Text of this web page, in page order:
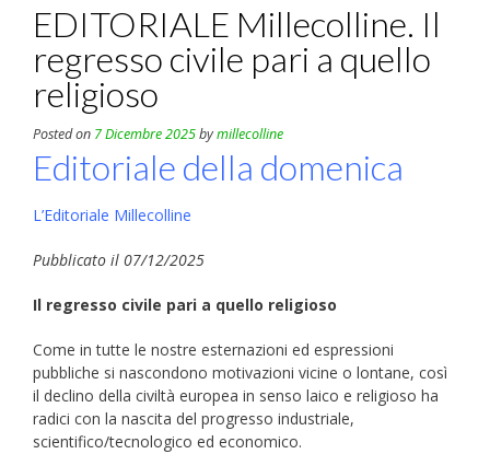
EDITORIALE Millecolline. Il
regresso civile pari a quello
religioso
Posted on 7 Dicembre 2025bymillecolline
Editoriale della domenica
L’Editoriale Millecolline
Pubblicato il 07/12/2025
Il regresso civile pari a quello religioso
Come in tutte le nostre esternazioni ed espressioni
pubbliche si nascondono motivazioni vicine o lontane, così
il declino della civiltà europea in senso laico e religioso ha
radici con la nascita del progresso industriale,
scientifico/tecnologico ed economico.